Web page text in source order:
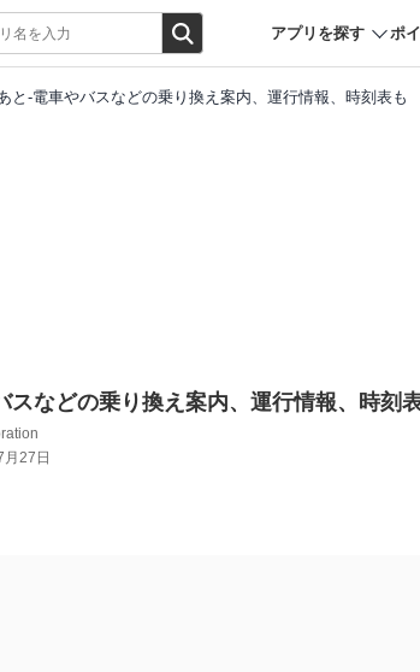
アプリを探す ポ
と-電車やバスなどの乗り換え案内、運行情報、時刻表も
スなどの乗り換え案内、運行情報、時刻
27日